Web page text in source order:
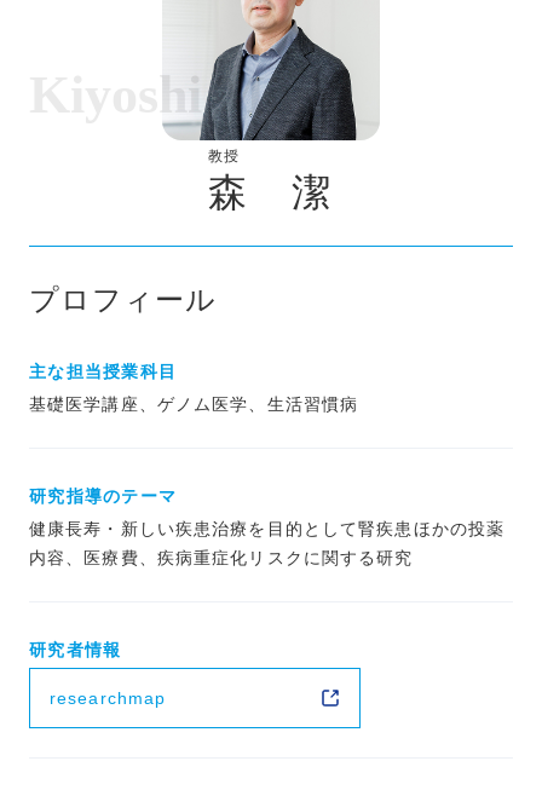
教授
森 潔
Kiyoshi Mori
プロフィール
主な担当授業科目
基礎医学講座、ゲノム医学、生活習慣病
研究指導のテーマ
健康長寿・新しい疾患治療を目的として腎疾患ほかの投薬
内容、医療費、疾病重症化リスクに関する研究
研究者情報
researchmap